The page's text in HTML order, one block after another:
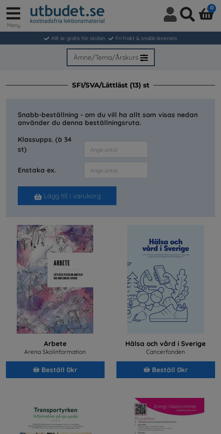
in
/
Meny
0
Allt är gratis för skolan Fri frakt & snabb leverans
Ämne/Tema/Årskurs
SFI/SVA/Lättläst (13) st
Snabb-beställning - om du vill ha allt som visas nedan
använder du denna beställningsruta.
Klassupps. (à 34
st)
Enstaka ex.
Lägg till i varukorg
Arbete
Arena Skolinformation
Beställ 0kr
Hälsa och vård i Sverige
Cancerfonden
Beställ 0kr